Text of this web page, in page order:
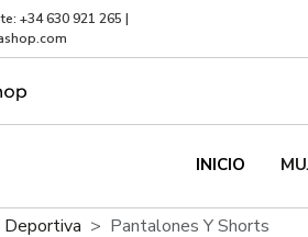
+34 630 921 265 |
INICIO
Deportiva Pantalones Y Shorts